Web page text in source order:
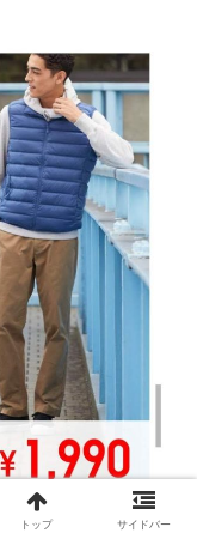
トップ サイドバー